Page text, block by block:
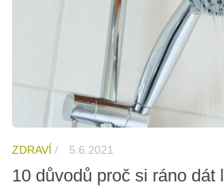
ZDRAVÍ / 5.6.2021
10 důvodů proč si ráno dát